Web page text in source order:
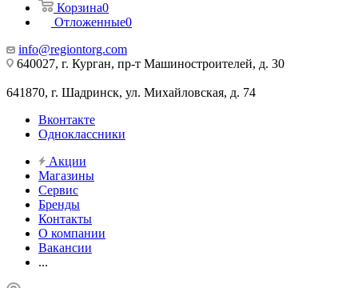
Корзина0
Отложенные0
info@regiontorg.com
640027, г. Курган, пр-т Машиностроителей, д. 30
641870, г. Шадринск, ул. Михайловская, д. 74
Вконтакте
Одноклассники
Акции
Магазины
Сервис
Бренды
Контакты
О компании
Вакансии
...